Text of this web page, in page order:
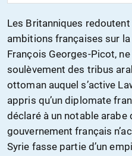
Les Britanniques redoutent
ambitions françaises sur la
François Georges-Picot,
soulèvement des tribus
ottoman auquel s’active
appris qu’un diplomate
déclaré à un notable arabe
gouvernement français
Syrie fasse partie d’un